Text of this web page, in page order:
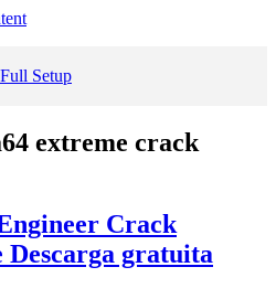
Setup
extreme crack
Crack
Descarga gratuita